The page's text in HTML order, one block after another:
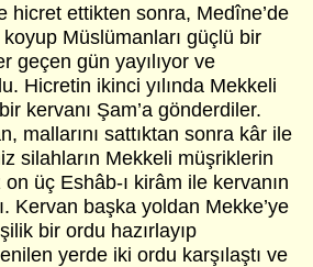
hicret ettikten sonra, Medîne’de
Müslümanları güçlü bir
geçen gün yayılıyor ve
Hicretin ikinci yılında Mekkeli
kervanı Şam’a gönderdiler.
mallarını sattıktan sonra kâr ile
silahların Mekkeli müşriklerin
üç Eshâb-ı kirâm ile kervanın
Kervan başka yoldan Mekke’ye
bir ordu hazırlayıp
yerde iki ordu karşılaştı ve